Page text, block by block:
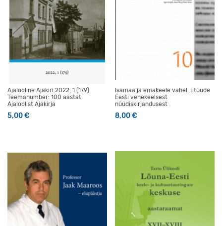
Ajalooline Ajakiri 2022, 1 (179).
Teemanumber: 100 aastat
Ajaloolist Ajakirja
5,00€
Isamaa ja emakeele vahel. Etüüde
Eesti venekeelsest
nüüdiskirjandusest
8,00€